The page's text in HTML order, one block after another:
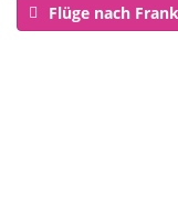
Flüge nach